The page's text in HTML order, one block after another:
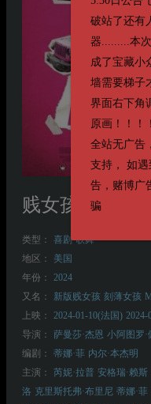
破站了还有
器.........本
成了宝藏小
墙需要梯子
界面右下角
原画！！！
全站无广告
支持， 如
告，赌博广
骗
贱女孩 Mean Girls
类型： 喜剧 歌舞
地区：
美国
年份：
2024
又名：
新版贱女孩 刻薄女孩
上映：
2024-01-10(法国) 2024-
导演：
萨曼莎·杰恩 小阿图罗·
编剧：
蒂娜·菲 内尔·本杰明
主演：
芮妮·拉普 安格瑞·赖斯
洛 克里斯托弗·布里尼 蒂娜·菲